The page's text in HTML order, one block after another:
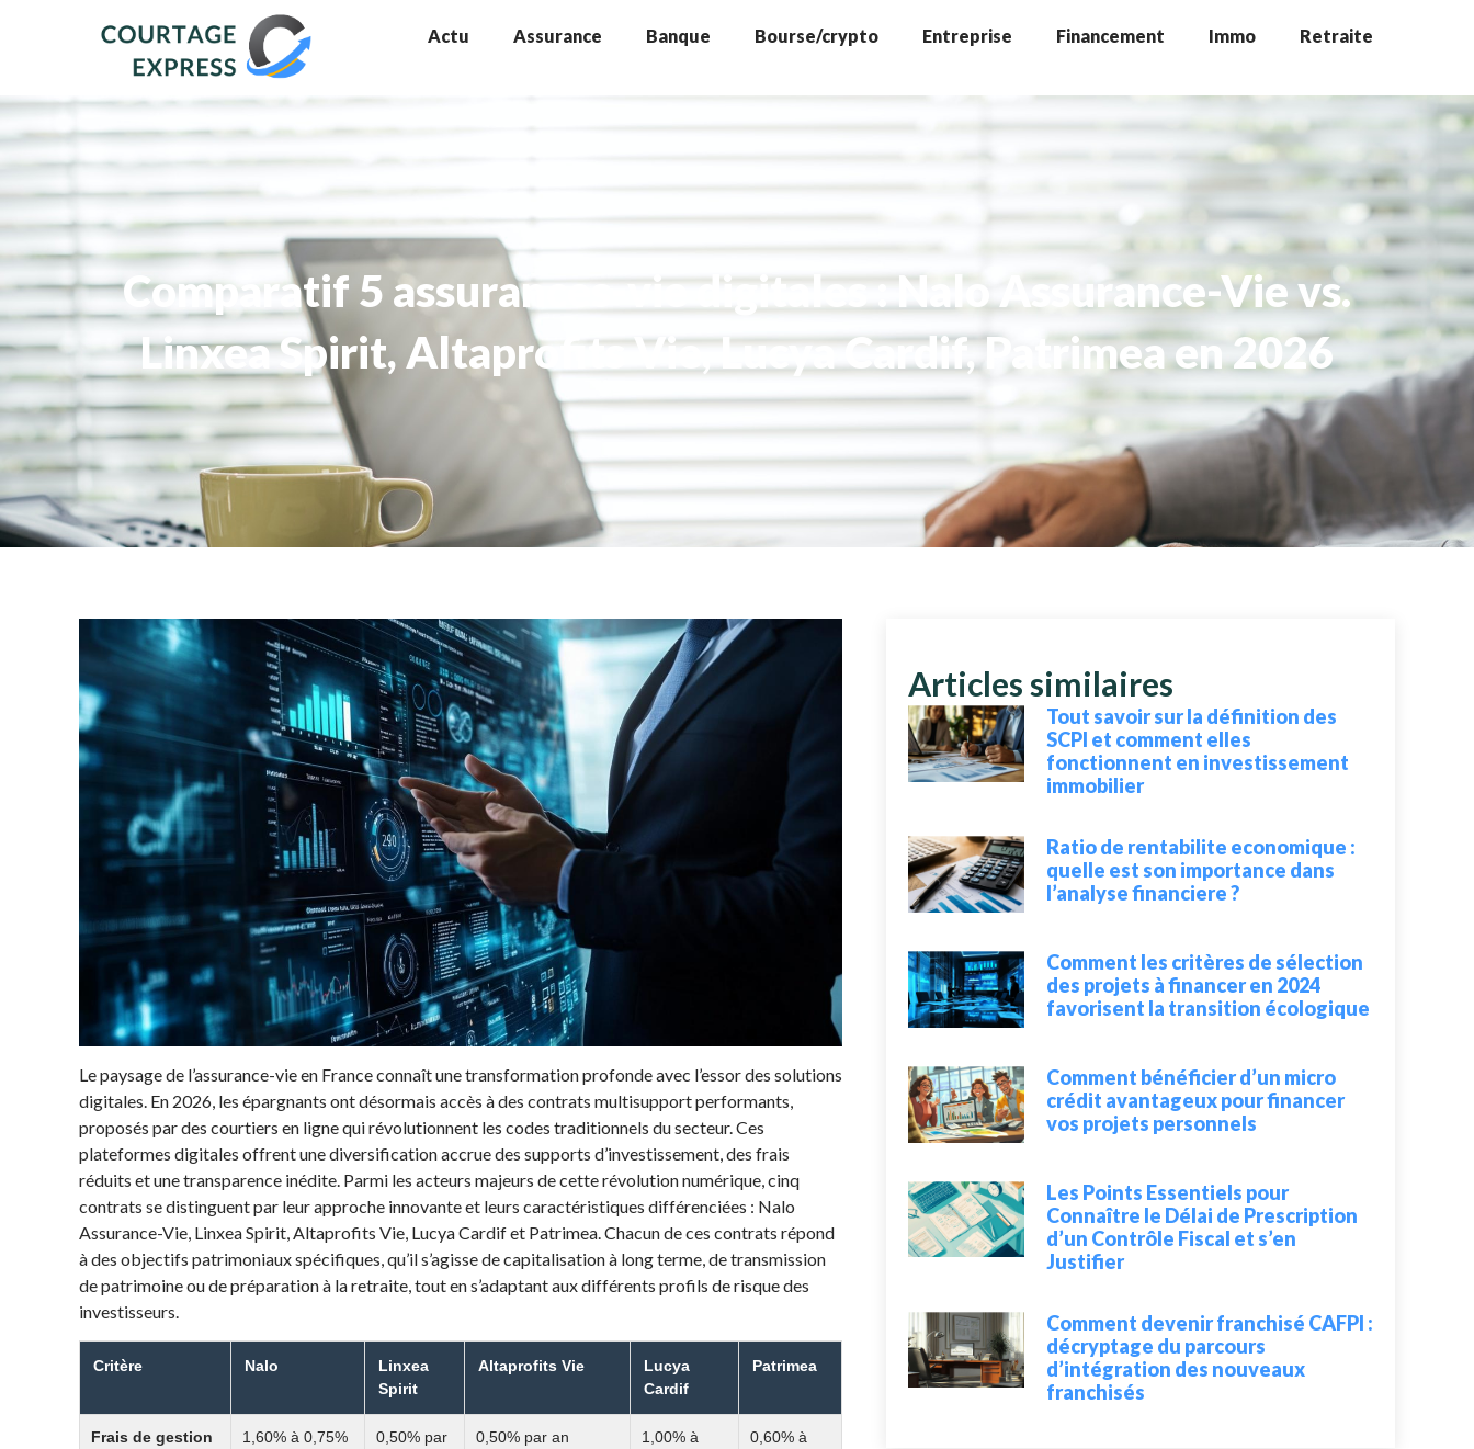
Actu Assurance Banque Bourse/crypto Entreprise Financement Immo Retraite
Comparatif 5 assurances-vie digitales : Nalo Assurance-Vie vs.
Linxea Spirit, Altaprofits Vie, Lucya Cardif, Patrimea en 2026
Le paysage de l’assurance-vie en France connaît une transformation profonde avec l’essor des solutions
digitales. En 2026, les épargnants ont désormais accès à des contrats multisupport performants,
proposés par des courtiers en ligne qui révolutionnent les codes traditionnels du secteur. Ces
plateformes digitales offrent une diversification accrue des supports d’investissement, des frais
réduits et une transparence inédite. Parmi les acteurs majeurs de cette révolution numérique, cinq
contrats se distinguent par leur approche innovante et leurs caractéristiques différenciées : Nalo
Assurance-Vie, Linxea Spirit, Altaprofits Vie, Lucya Cardif et Patrimea. Chacun de ces contrats répond
à des objectifs patrimoniaux spécifiques, qu’il s’agisse de capitalisation à long terme, de transmission
de patrimoine ou de préparation à la retraite, tout en s’adaptant aux différents profils de risque des
investisseurs.
Critère Nalo
Linxea
Spirit
Altaprofits Vie
Lucya
Cardif
Patrimea
Frais de gestion
1,60% à 0,75%
0,50% par
0,50% par an
1,00% à
0,60% à
Articles similaires
Tout savoir sur la définition des
SCPI et comment elles
fonctionnent en investissement
immobilier
Ratio de rentabilite economique :
quelle est son importance dans
l’analyse financiere ?
Comment les critères de sélection
des projets à financer en 2024
favorisent la transition écologique
Comment bénéficier d’un micro
crédit avantageux pour financer
vos projets personnels
Les Points Essentiels pour
Connaître le Délai de Prescription
d’un Contrôle Fiscal et s’en
Justifier
Comment devenir franchisé CAFPI :
décryptage du parcours
d’intégration des nouveaux
franchisés